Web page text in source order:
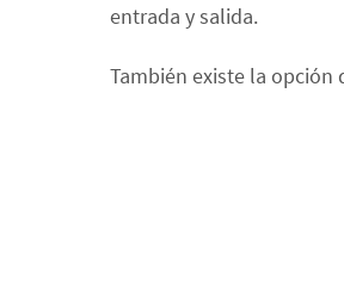
entrada y salida.
También existe la opción